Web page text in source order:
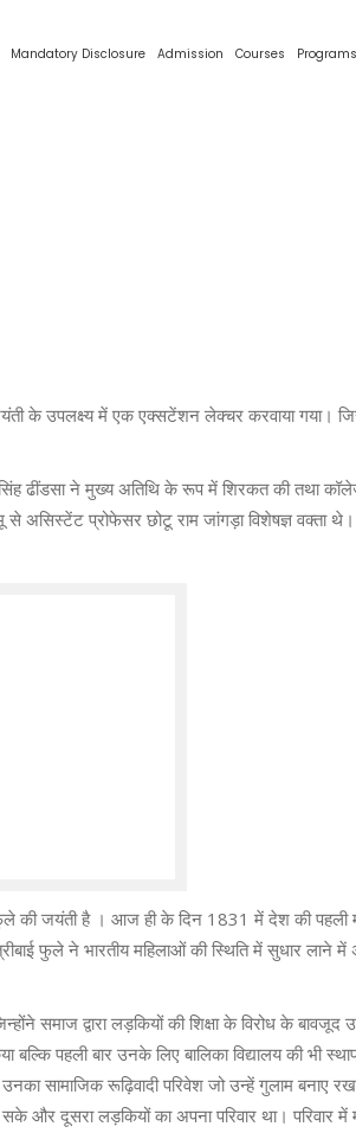
Mandatory Disclosure Admission Courses Programs
जयंती के उपलक्ष्य में एक एक्सटेंशन लेक्चर करवाया गया।
सिंह ढींडसा ने मुख्य अतिथि के रूप में शिरकत की तथा
प्रोफेसर छोटू राम जांगड़ा विशेषज्ञ वक्ता थे।
फुले की जयंती है । आज ही के दिन 1831 में देश की पहली
फुले ने भारतीय महिलाओं की स्थिति में सुधार लाने
समाज द्वारा लड़कियों की शिक्षा के विरोध के बावजूद
पहली बार उनके लिए बालिका विद्यालय की भी
सामाजिक रूढ़िवादी परिवेश जो उन्हें गुलाम बनाए
और दूसरा लड़कियों का अपना परिवार था। परिवार में